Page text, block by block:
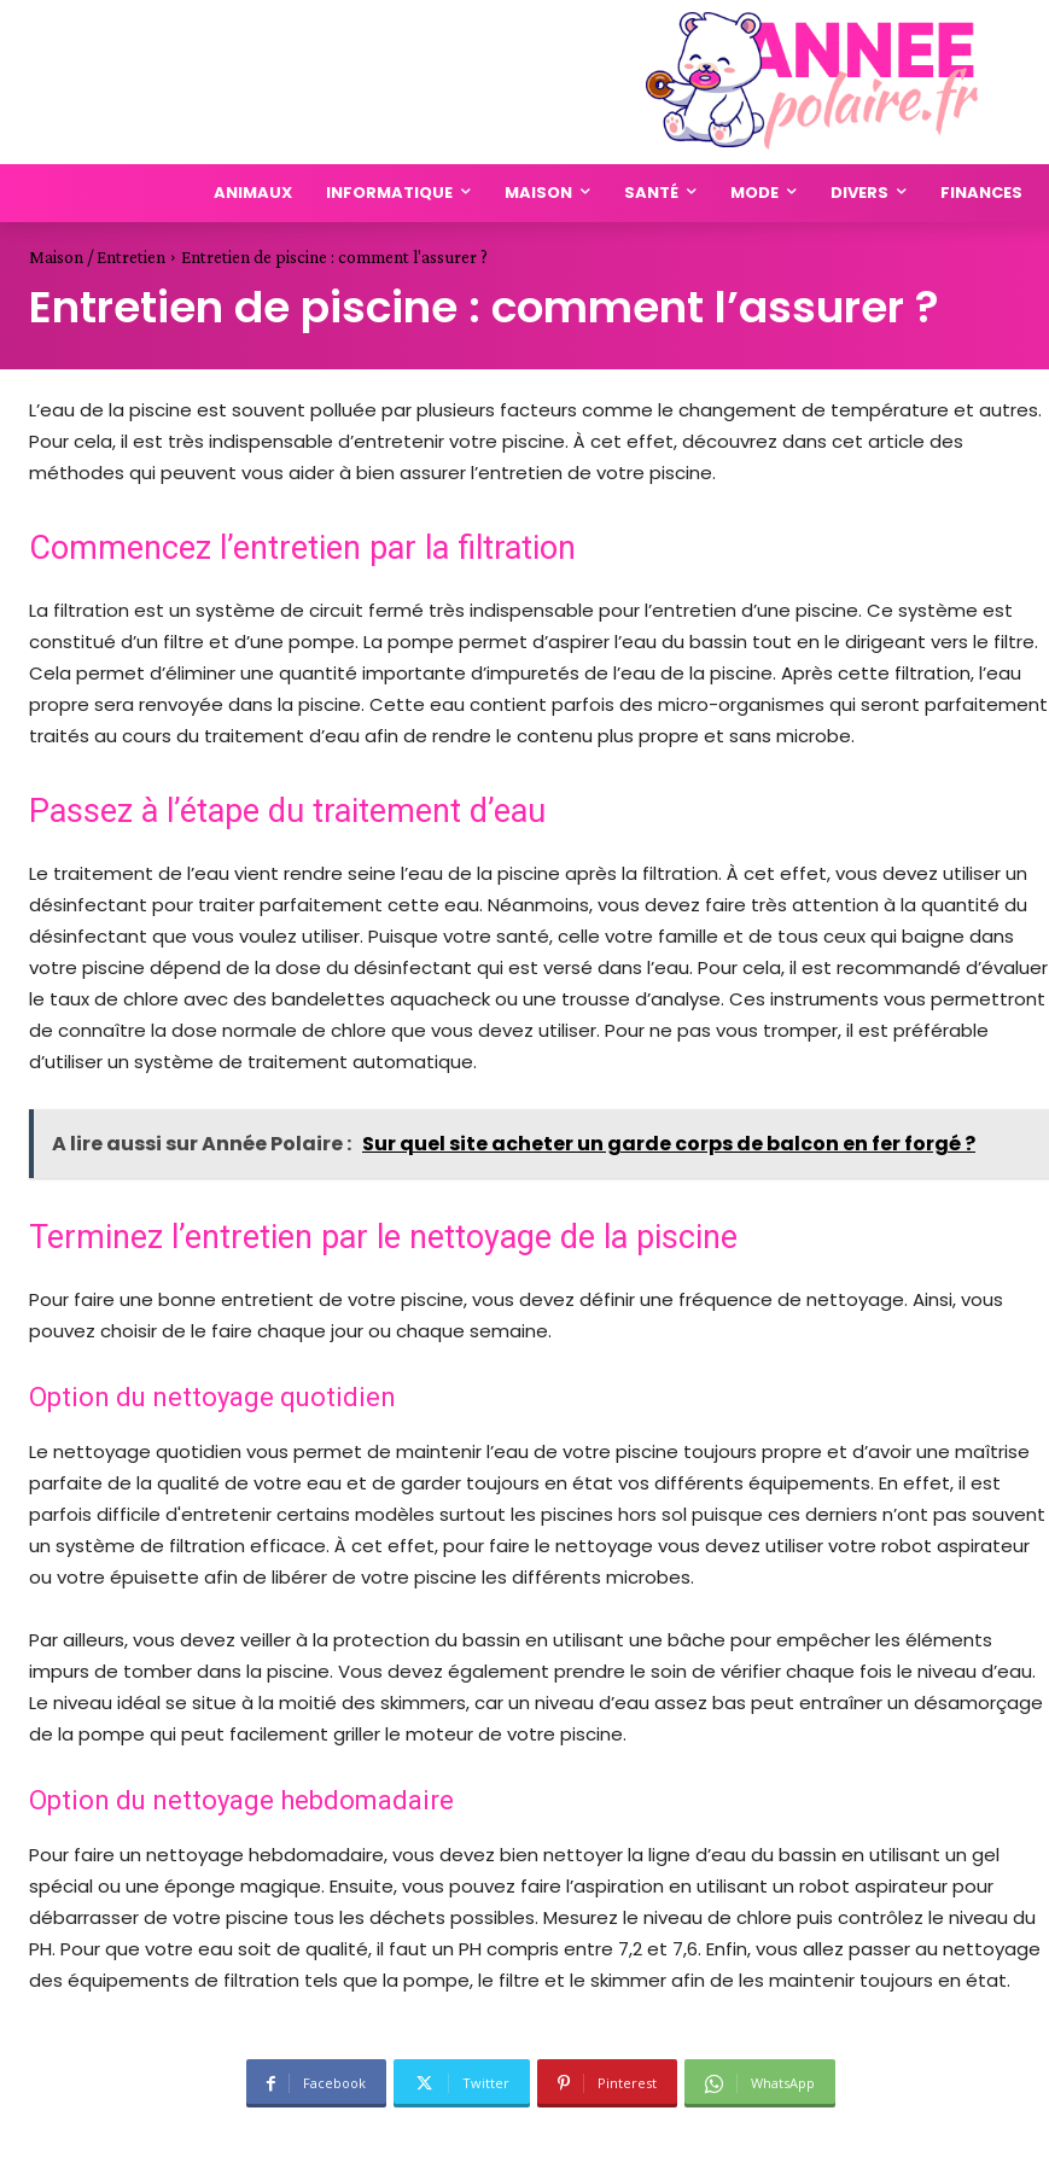
ANIMAUX INFORMATIQUE MAISON SANTÉ MODE DIVERS FINANCES
Maison / Entretien Entretien de piscine : comment l'assurer ?
Entretien de piscine : comment l’assurer ?
L’eau de la piscine est souvent polluée par plusieurs facteurs comme le changement de température et autres.
Pour cela, il est très indispensable d’entretenir votre piscine. À cet effet, découvrez dans cet article des
méthodes qui peuvent vous aider à bien assurer l’entretien de votre piscine.
Commencez l’entretien par la filtration
La filtration est un système de circuit fermé très indispensable pour l’entretien d’une piscine. Ce système est
constitué d’un filtre et d’une pompe. La pompe permet d’aspirer l’eau du bassin tout en le dirigeant vers le filtre.
Cela permet d’éliminer une quantité importante d’impuretés de l’eau de la piscine. Après cette filtration, l’eau
propre sera renvoyée dans la piscine. Cette eau contient parfois des micro-organismes qui seront parfaitement
traités au cours du traitement d’eau afin de rendre le contenu plus propre et sans microbe.
Passez à l’étape du traitement d’eau
Le traitement de l’eau vient rendre seine l’eau de la piscine après la filtration. À cet effet, vous devez utiliser un
désinfectant pour traiter parfaitement cette eau. Néanmoins, vous devez faire très attention à la quantité du
désinfectant que vous voulez utiliser. Puisque votre santé, celle votre famille et de tous ceux qui baigne dans
votre piscine dépend de la dose du désinfectant qui est versé dans l’eau. Pour cela, il est recommandé d’évaluer
le taux de chlore avec des bandelettes aquacheck ou une trousse d’analyse. Ces instruments vous permettront
de connaître la dose normale de chlore que vous devez utiliser. Pour ne pas vous tromper, il est préférable
d’utiliser un système de traitement automatique.
A lire aussi sur Année Polaire : Sur quel site acheter un garde corps de balcon en fer forgé ?
Terminez l’entretien par le nettoyage de la piscine
Pour faire une bonne entretient de votre piscine, vous devez définir une fréquence de nettoyage. Ainsi, vous
pouvez choisir de le faire chaque jour ou chaque semaine.
Option du nettoyage quotidien
Le nettoyage quotidien vous permet de maintenir l’eau de votre piscine toujours propre et d’avoir une maîtrise
parfaite de la qualité de votre eau et de garder toujours en état vos différents équipements. En effet, il est
parfois difficile d'entretenir certains modèles surtout les piscines hors sol puisque ces derniers n’ont pas souvent
un système de filtration efficace. À cet effet, pour faire le nettoyage vous devez utiliser votre robot aspirateur
ou votre épuisette afin de libérer de votre piscine les différents microbes.
Par ailleurs, vous devez veiller à la protection du bassin en utilisant une bâche pour empêcher les éléments
impurs de tomber dans la piscine. Vous devez également prendre le soin de vérifier chaque fois le niveau d’eau.
Le niveau idéal se situe à la moitié des skimmers, car un niveau d’eau assez bas peut entraîner un désamorçage
de la pompe qui peut facilement griller le moteur de votre piscine.
Option du nettoyage hebdomadaire
Pour faire un nettoyage hebdomadaire, vous devez bien nettoyer la ligne d’eau du bassin en utilisant un gel
spécial ou une éponge magique. Ensuite, vous pouvez faire l’aspiration en utilisant un robot aspirateur pour
débarrasser de votre piscine tous les déchets possibles. Mesurez le niveau de chlore puis contrôlez le niveau du
PH. Pour que votre eau soit de qualité, il faut un PH compris entre 7,2 et 7,6. Enfin, vous allez passer au nettoyage
des équipements de filtration tels que la pompe, le filtre et le skimmer afin de les maintenir toujours en état.
Facebook Twitter Pinterest WhatsApp